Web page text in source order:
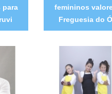
para
femininos
Freguesia do Ó